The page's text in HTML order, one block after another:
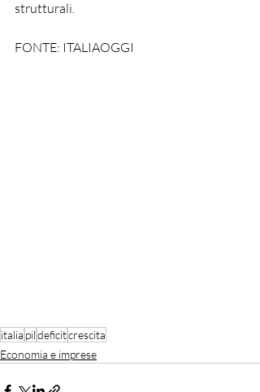
strutturali.
FONTE: ITALIAOGGI
italia pildeficitcrescita
Economia e imprese